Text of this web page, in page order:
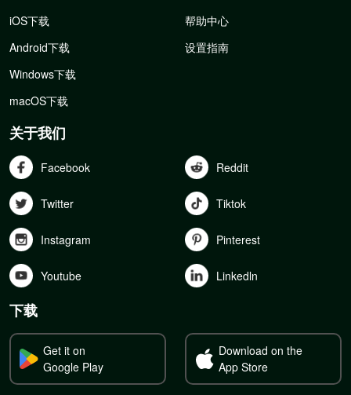
iOS下载
Android下载
Windows下载
macOS下载
帮助中心
设置指南
关于我们
Facebook Reddit
Twitter Tiktok
Instagram Pinterest
Youtube Linkedln
下载
Get it on
Google Play
Download on the
App Store